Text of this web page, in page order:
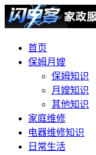
首页
保姆月嫂
保姆知识
月嫂知识
其他知识
家庭维修
电器维修知识
日常生活